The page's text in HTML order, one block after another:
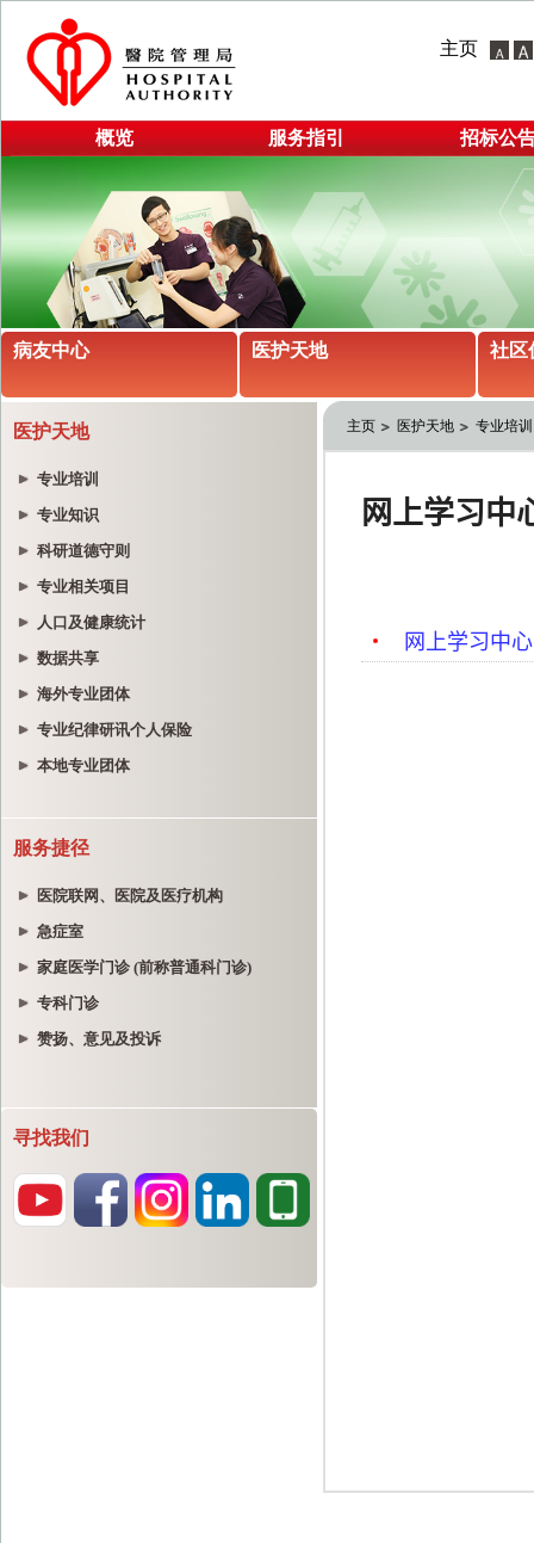
主页
概览 服务指引 招标公
病友中心 医护天地 社区
医护天地
专业培训
专业知识
科研道德守则
专业相关项目
人口及健康统计
数据共享
海外专业团体
专业纪律研讯个人保险
本地专业团体
服务捷径
医院联网、医院及医疗机构
急症室
家庭医学门诊 (前称普通科门诊)
专科门诊
赞扬、意见及投诉
寻找我们
主页 医护天地 专业培训